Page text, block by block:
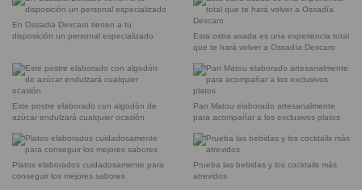
En Ossadia Dexcaro tienen a tu
disposición un personal especializado
Esta ostra asada es una experiencia total
que te hará volver a Ossadía Dexcaro
Este postre elaborado con algodón de
azúcar endulzará cualquier ocasión
Pan Matou elaborado artesanalmente
para acompañar a los exclusivos platos
Platos elaborados cuidadosamente para
conseguir los mejores sabores
Prueba las bebidas y los cocktails más
atrevidos